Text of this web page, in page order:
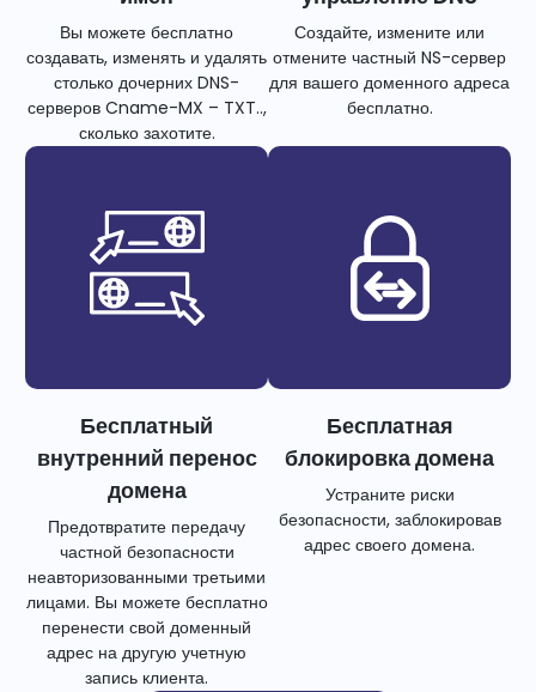
Вы можете бесплатно
создавать, изменять и удалять
столько дочерних DNS-
серверов Cname-MX – TXT..,
сколько захотите.
Создайте, измените или
отмените частный NS-сервер
для вашего доменного адреса
бесплатно.
Бесплатный
внутренний перенос
домена
Предотвратите передачу
частной безопасности
неавторизованными третьими
лицами. Вы можете бесплатно
перенести свой доменный
адрес на другую учетную
запись клиента.
Бесплатная
блокировка домена
Устраните риски
безопасности, заблокировав
адрес своего домена.